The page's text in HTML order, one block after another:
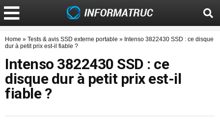
Home » Tests & avis SSD externe portable » Intenso 3822430 SSD : ce disque
dur à petit prix est-il fiable ?
Intenso 3822430 SSD : ce
disque dur à petit prix est-il
fiable ?